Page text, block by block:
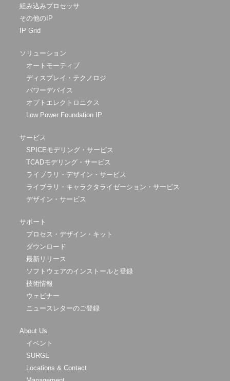
組み込みプロセッサ
その他のIP
IP Grid
ソリューション
オートモーティブ
ディスプレイ・テクノロジ
パワーデバイス
オプトエレクトロニクス
Low Power Foundation IP
サービス
SPICEモデリング・サービス
TCADモデリング・サービス
ライブラリ・デザイン・サービス
ライブラリ・キャラクタライゼーション・サービス
デザイン・サービス
サポート
プロセス・デザイン・キット
ダウンロード
最新リリース
ソフトウェアのインストールと登録
技術情報
ウェビナー
ニュースレターのご登録
About Us
イベント
SURGE
Locations & Contact